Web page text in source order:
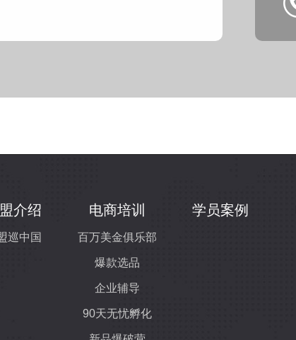
介绍
巡中国
电商培训
百万美金俱乐部
爆款选品
企业辅导
90天无忧孵化
学员案例